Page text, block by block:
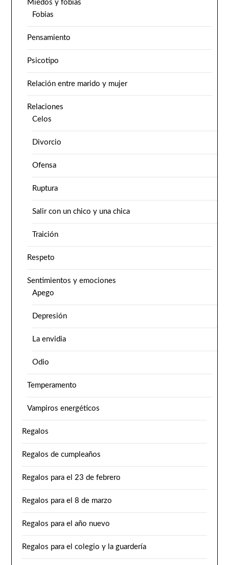
Miedos y fobias
Fobias
Pensamiento
Psicotipo
Relación entre marido y mujer
Relaciones
Celos
Divorcio
Ofensa
Ruptura
Salir con un chico y una chica
Traición
Respeto
Sentimientos y emociones
Apego
Depresión
La envidia
Odio
Temperamento
Vampiros energéticos
Regalos
Regalos de cumpleaños
Regalos para el 23 de febrero
Regalos para el 8 de marzo
Regalos para el año nuevo
Regalos para el colegio y la guardería